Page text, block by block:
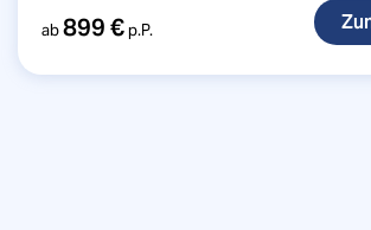
ab899 €p.P.